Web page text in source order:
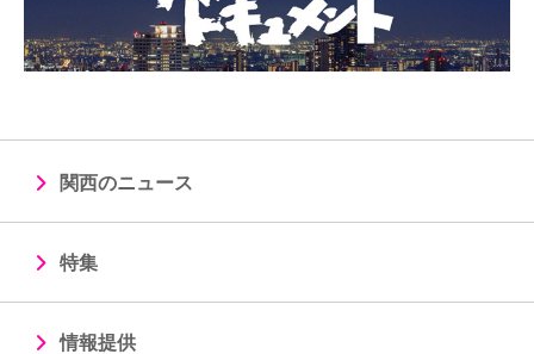
関西のニュース
特集
情報提供